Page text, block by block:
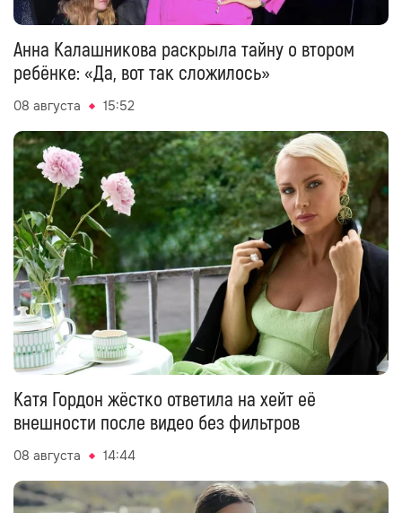
Анна Калашникова раскрыла тайну о втором
ребёнке: «Да, вот так сложилось»
08 августа 15:52
Катя Гордон жёстко ответила на хейт её
внешности после видео без фильтров
08 августа 14:44